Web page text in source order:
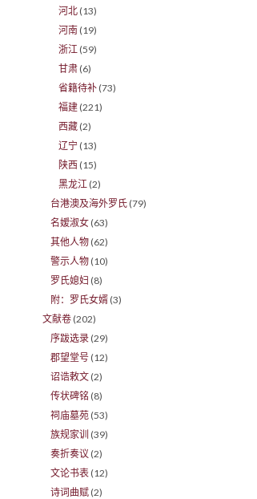
河北 (13)
河南 (19)
浙江 (59)
甘肃 (6)
省籍待补 (73)
福建 (221)
西藏 (2)
辽宁 (13)
陕西 (15)
黑龙江 (2)
台港澳及海外罗氏 (79)
名嫒淑女 (63)
其他人物 (62)
警示人物 (10)
罗氏媳妇 (8)
附：罗氏女婿 (3)
文献卷 (202)
序跋选录 (29)
郡望堂号 (12)
诏诰敕文 (2)
传状碑铭 (8)
祠庙墓苑 (53)
族规家训 (39)
奏折奏议 (2)
文论书表 (12)
诗词曲赋 (2)